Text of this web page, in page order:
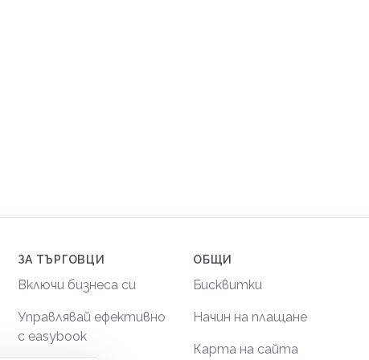
ЗА ТЪРГОВЦИ
Включи бизнеса си
Управлявай ефективно
с easybook
ОБЩИ
Бисквитки
Начин на плащане
Карта на сайта